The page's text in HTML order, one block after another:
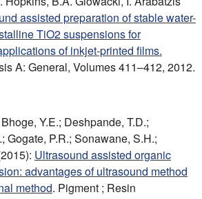
assisted preparation of stable water-
TiO2 suspensions for
of inkjet-printed films.
A: General, Volumes 411–412, 2012.
Y.E.; Deshpande, T.D.;
Gogate, P.R.; Sonawane, S.H.;
Ultrasound assisted organic
advantages of ultrasound method
method. Pigment ; Resin